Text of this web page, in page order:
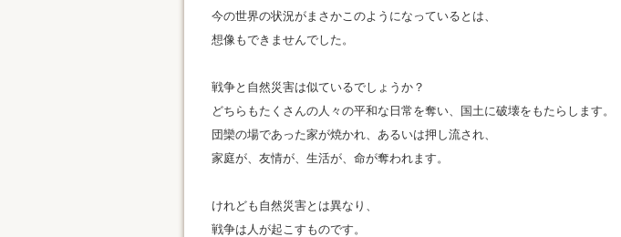
今の世界の状況がまさかこのようになっているとは、
想像もできませんでした。
戦争と自然災害は似ているでしょうか？
どちらもたくさんの人々の平和な日常を奪い、国土に破壊をもたらします。
団欒の場であった家が焼かれ、あるいは押し流され、
家庭が、友情が、生活が、命が奪われます。
けれども自然災害とは異なり、
戦争は人が起こすものです。